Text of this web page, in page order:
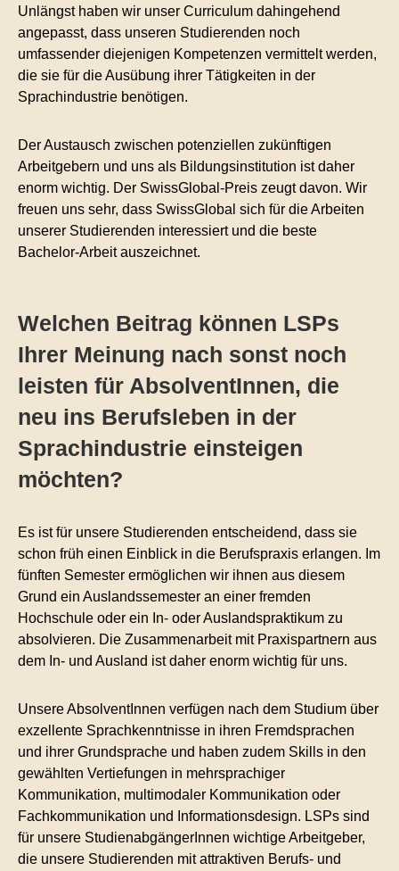
Unlängst haben wir unser Curriculum dahingehend
angepasst, dass unseren Studierenden noch
umfassender diejenigen Kompetenzen vermittelt werden,
die sie für die Ausübung ihrer Tätigkeiten in der
Sprachindustrie benötigen.
Der Austausch zwischen potenziellen zukünftigen
Arbeitgebern und uns als Bildungsinstitution ist daher
enorm wichtig. Der SwissGlobal-Preis zeugt davon. Wir
freuen uns sehr, dass SwissGlobal sich für die Arbeiten
unserer Studierenden interessiert und die beste
Bachelor-Arbeit auszeichnet.
Welchen Beitrag können LSPs
Ihrer Meinung nach sonst noch
leisten für AbsolventInnen, die
neu ins Berufsleben in der
Sprachindustrie einsteigen
möchten?
Es ist für unsere Studierenden entscheidend, dass sie
schon früh einen Einblick in die Berufspraxis erlangen. Im
fünften Semester ermöglichen wir ihnen aus diesem
Grund ein Auslandssemester an einer fremden
Hochschule oder ein In- oder Auslandspraktikum zu
absolvieren. Die Zusammenarbeit mit Praxispartnern aus
dem In- und Ausland ist daher enorm wichtig für uns.
Unsere AbsolventInnen verfügen nach dem Studium über
exzellente Sprachkenntnisse in ihren Fremdsprachen
und ihrer Grundsprache und haben zudem Skills in den
gewählten Vertiefungen in mehrsprachiger
Kommunikation, multimodaler Kommunikation oder
Fachkommunikation und Informationsdesign. LSPs sind
für unsere StudienabgängerInnen wichtige Arbeitgeber,
die unsere Studierenden mit attraktiven Berufs- und